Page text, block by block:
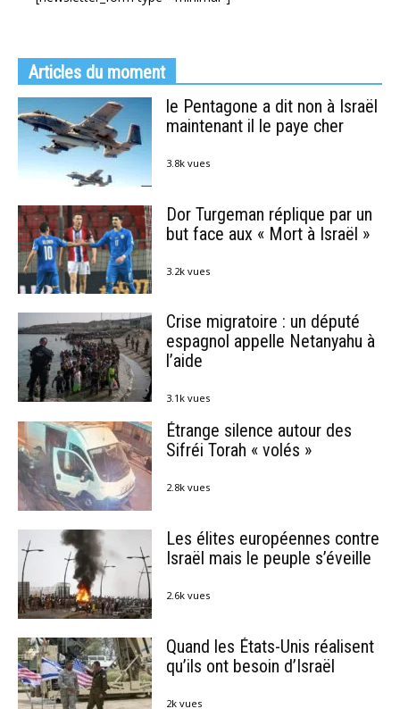
Articles du moment
le Pentagone a dit non à Israël
maintenant il le paye cher
3.8k vues
Dor Turgeman réplique par un
but face aux « Mort à Israël »
3.2k vues
Crise migratoire : un député
espagnol appelle Netanyahu à
l’aide
3.1k vues
Étrange silence autour des
Sifréi Torah « volés »
2.8k vues
Les élites européennes contre
Israël mais le peuple s’éveille
2.6k vues
Quand les États-Unis réalisent
qu’ils ont besoin d’Israël
2k vues